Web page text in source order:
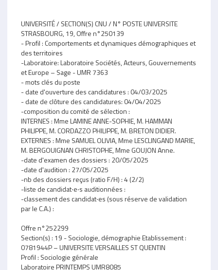
UNIVERSITÉ / SECTION(S) CNU / N° POSTE UNIVERSITE
STRASBOURG, 19, Offre n°250139
- Profil : Comportements et dynamiques démographiques et
des territoires
-Laboratoire: Laboratoire Sociétés, Acteurs, Gouvernements
et Europe – Sage - UMR 7363
- mots clés du poste
- date d'ouverture des candidatures : 04/03/2025
- date de clôture des candidatures: 04/04/2025
-composition du comité de sélection :
INTERNES : Mme LAMINE ANNE-SOPHIE, M. HAMMAN
PHILIPPE, M. CORDAZZO PHILIPPE, M. BRETON DIDIER.
EXTERNES : Mme SAMUEL OLIVIA, Mme LESCLINGAND MARIE,
M. BERGOUIGNAN CHRISTOPHE, Mme GOUJON Anne.
-date d'examen des dossiers : 20/05/2025
-date d'audition : 27/05/2025
-nb des dossiers reçus (ratio F/H) : 4 (2/2)
-liste de candidat‧e‧s auditionnées :
-classement des candidat‧es (sous réserve de validation
par le C.A.) :
Offre n°252299
Section(s) : 19 - Sociologie, démographie Etablissement :
0781944P – UNIVERSITE VERSAILLES ST QUENTIN
Profil : Sociologie générale
Laboratoire PRINTEMPS UMR8085